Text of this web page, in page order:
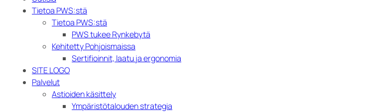
Tietoa PWS:stä
Tietoa PWS:stä
PWS tukee Rynkebytä
Kehitetty Pohjoismaissa
Sertifioinnit, laatu ja ergonomia
SITE LOGO
Palvelut
Astioiden käsittely
Ympäristötalouden strategia